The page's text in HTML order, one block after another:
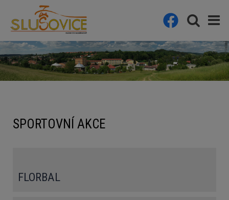
SPORTOVNÍ AKCE
FLORBAL